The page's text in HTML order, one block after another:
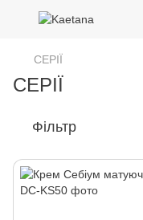
СЕРІЇ
СЕРІЇ
Фільтр